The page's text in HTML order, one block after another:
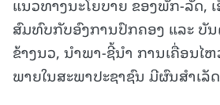
ແນວທາງນະໂຍບາຍ ຂອງພັກ-ລັດ, ເ
ສົມທົບກັບອົງການປົກຄອງ ແລະ ບັ
ຂ້າງນວ, ນໍາພາ-ຊີ້ນໍາ ການເຄື່ອນໄ
ພາຍໃນສະພາປະຊາຊົນ ມີຜົນສຳເລັ